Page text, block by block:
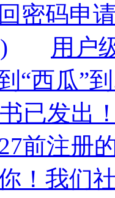
密码申
用户
“西瓜”
已发出
前注册
！我们